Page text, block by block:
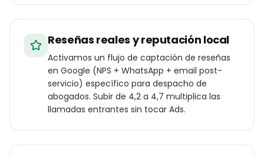
Reseñas reales y reputación local
Activamos un flujo de captación de reseñas
en Google (NPS + WhatsApp + email post-
servicio) específico para despacho de
abogados. Subir de 4,2 a 4,7 multiplica las
llamadas entrantes sin tocar Ads.